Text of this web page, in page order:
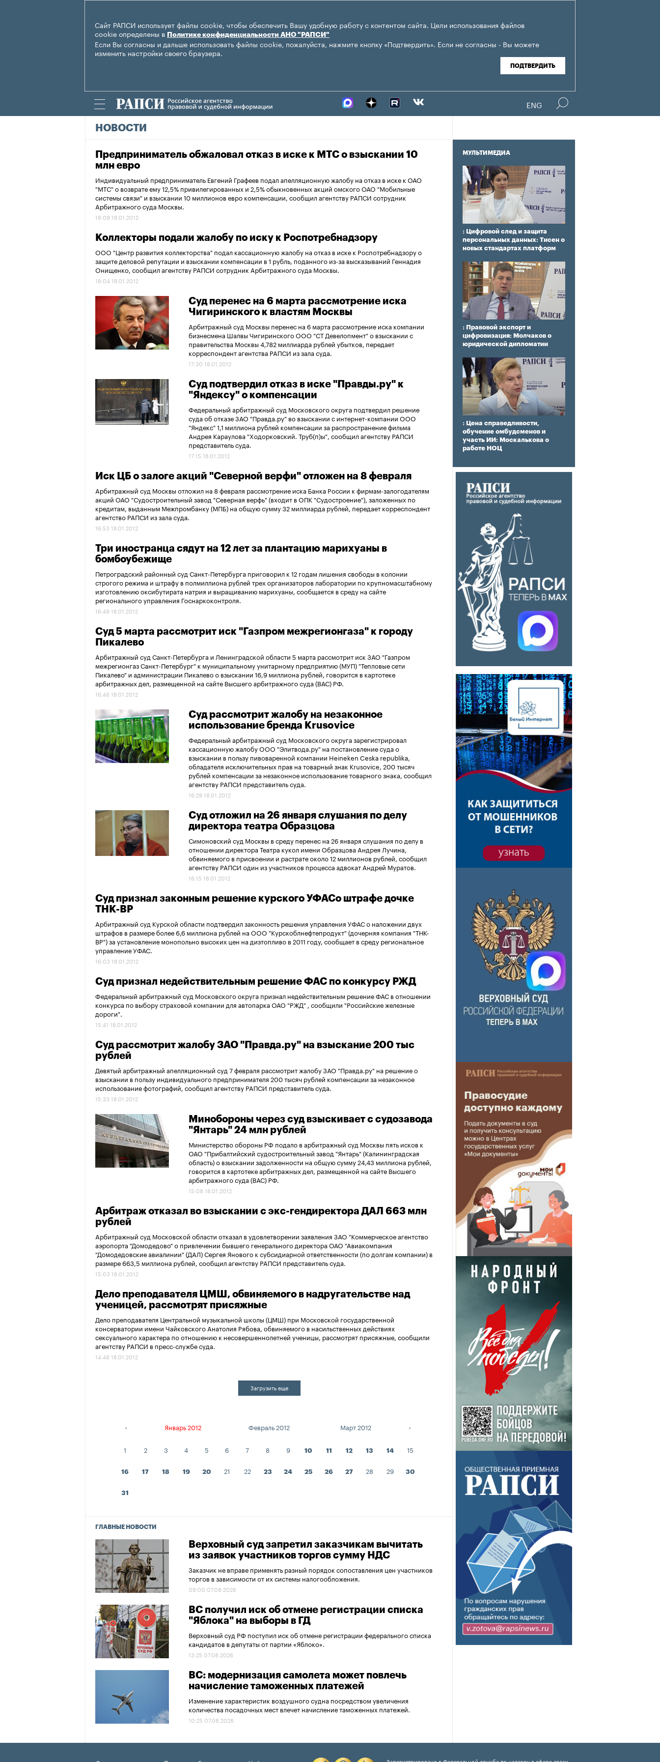
Сайт РАПСИ использует файлы cookie, чтобы обеспечить Вашу удобную работу с контентом сайта. Цели использования файлов
cookie определены в Политике конфиденциальности АНО "РАПСИ"
Если Вы согласны и дальше использовать файлы cookie, пожалуйста, нажмите кнопку «Подтвердить». Если не согласны - Вы можете
изменить настройки своего браузера.
ПОДТВЕРДИТЬ
ENG
НОВОСТИ
Предприниматель обжаловал отказ в иске к МТС о взыскании 10
млн евро
Индивидуальный предприниматель Евгений Графеев подал апелляционную жалобу на отказ в иске к ОАО
"МТС" о возврате ему 12,5% привилегированных и 2,5% обыкновенных акций омского ОАО "Мобильные
системы связи" и взыскании 10 миллионов евро компенсации, сообщил агентству РАПСИ сотрудник
Арбитражного суда Москвы.
18:09 18.01.2012
Коллекторы подали жалобу по иску к Роспотребнадзору
ООО "Центр развития коллекторства" подал кассационную жалобу на отказ в иске к Роспотребнадзору о
защите деловой репутации и взыскании компенсации в 1 рубль, поданного из-за высказываний Геннадия
Онищенко, сообщил агентству РАПСИ сотрудник Арбитражного суда Москвы.
18:04 18.01.2012
Суд перенес на 6 марта рассмотрение иска
Чигиринского к властям Москвы
Арбитражный суд Москвы перенес на 6 марта рассмотрение иска компании
бизнесмена Шалвы Чигиринского ООО "СТ Девелопмент" о взыскании с
правительства Москвы 4,782 миллиарда рублей убытков, передает
корреспондент агентства РАПСИ из зала суда.
17:30 18.01.2012
Суд подтвердил отказ в иске "Правды.ру" к
"Яндексу" о компенсации
Федеральный арбитражный суд Московского округа подтвердил решение
суда об отказе ЗАО "Правда.ру" во взыскании с интернет-компании ООО
"Яндекс" 1,1 миллиона рублей компенсации за распространение фильма
Андрея Караулова "Ходорковский. Труб(п)ы", сообщил агентству РАПСИ
представитель суда.
17:15 18.01.2012
Иск ЦБ о залоге акций "Северной верфи" отложен на 8 февраля
Арбитражный суд Москвы отложил на 8 февраля рассмотрение иска Банка России к фирмам-залогодателям
акций ОАО "Судостроительный завод "Северная верфь" (входит в ОПК "Судостроение"), заложенных по
кредитам, выданным Межпромбанку (МПБ) на общую сумму 32 миллиарда рублей, передает корреспондент
агентство РАПСИ из зала суда.
16:53 18.01.2012
Три иностранца сядут на 12 лет за плантацию марихуаны в
бомбоубежище
Петроградский районный суд Санкт-Петербурга приговорил к 12 годам лишения свободы в колонии
строгого режима и штрафу в полмиллиона рублей трех организаторов лаборатории по крупномасштабному
изготовлению оксибутирата натрия и выращиванию марихуаны, сообщается в среду на сайте
регионального управления Госнаркоконтроля.
16:49 18.01.2012
Суд 5 марта рассмотрит иск "Газпром межрегионгаза" к городу
Пикалево
Арбитражный суд Санкт-Петербурга и Ленинградской области 5 марта рассмотрит иск ЗАО "Газпром
межрегионгаз Санкт-Петербург" к муниципальному унитарному предприятию (МУП) "Тепловые сети
Пикалево" и администрации Пикалево о взыскании 16,9 миллиона рублей, говорится в картотеке
арбитражных дел, размещенной на сайте Высшего арбитражного суда (ВАС) РФ.
16:46 18.01.2012
Суд рассмотрит жалобу на незаконное
использование бренда Krusovice
Федеральный арбитражный суд Московского округа зарегистрировал
кассационную жалобу ООО "Элитвода.ру" на постановление суда о
взыскании в пользу пивоваренной компании Heineken Ceska republika,
обладателя исключительных прав на товарный знак Krusovice, 200 тысяч
рублей компенсации за незаконное использование товарного знака, сообщил
агентству РАПСИ представитель суда.
16:29 18.01.2012
Суд отложил на 26 января слушания по делу
директора театра Образцова
Симоновский суд Москвы в среду перенес на 26 января слушания по делу в
отношении директора Театра кукол имени Образцова Андрея Лучина,
обвиняемого в присвоении и растрате около 12 миллионов рублей, сообщил
агентству РАПСИ один из участников процесса адвокат Андрей Муратов.
16:15 18.01.2012
Суд признал законным решение курского УФАСо штрафе дочке
ТНК-BP
Арбитражный суд Курской области подтвердил законность решения управления УФАС о наложении двух
штрафов в размере более 6,6 миллиона рублей на ООО "Курскоблнефтепродукт" (дочерняя компания "ТНК-
BP") за установление монопольно высоких цен на дизтопливо в 2011 году, сообщает в среду региональное
управление УФАС.
16:03 18.01.2012
Суд признал недействительным решение ФАС по конкурсу РЖД
Федеральный арбитражный суд Московского округа признал недействительным решение ФАС в отношении
конкурса по выбору страховой компании для автопарка ОАО "РЖД" , сообщили "Российские железные
дороги".
15:41 18.01.2012
Суд рассмотрит жалобу ЗАО "Правда.ру" на взыскание 200 тыс
рублей
Девятый арбитражный апелляционный суд 7 февраля рассмотрит жалобу ЗАО "Правда.ру" на решение о
взыскании в пользу индивидуального предпринимателя 200 тысяч рублей компенсации за незаконное
использование фотографий, сообщил агентству РАПСИ представитель суда.
15:33 18.01.2012
Минобороны через суд взыскивает с судозавода
"Янтарь" 24 млн рублей
Министерство обороны РФ подало в арбитражный суд Москвы пять исков к
ОАО "Прибалтийский судостроительный завод "Янтарь" (Калининградская
область) о взыскании задолженности на общую сумму 24,43 миллиона рублей,
говорится в картотеке арбитражных дел, размещенной на сайте Высшего
арбитражного суда (ВАС) РФ.
15:08 18.01.2012
Арбитраж отказал во взыскании с экс-гендиректора ДАЛ 663 млн
рублей
Арбитражный суд Московской области отказал в удовлетворении заявления ЗАО "Коммерческое агентство
аэропорта "Домодедово" о привлечении бывшего генерального директора ОАО "Авиакомпания
"Домодедовские авиалинии" (ДАЛ) Сергея Янового к субсидиарной ответственности (по долгам компании) в
размере 663,5 миллиона рублей, сообщил агентству РАПСИ представитель суда.
15:03 18.01.2012
Дело преподавателя ЦМШ, обвиняемого в надругательстве над
ученицей, рассмотрят присяжные
Дело преподавателя Центральной музыкальной школы (ЦМШ) при Московской государственной
консерватории имени Чайковского Анатолия Рябова, обвиняемого в насильственных действиях
сексуального характера по отношению к несовершеннолетней ученицы, рассмотрят присяжные, сообщили
агентству РАПСИ в пресс-службе суда.
14:48 18.01.2012
Загрузить еще
Январь 2012 Февраль 2012 Март 2012 Май 2012
< >
1 2 3 4 5 6 7 8 9 10 11 12 13 14 15
16 17 18 19 20 21 22 23 24 25 26 27 28 29 30
31
ГЛАВНЫЕ НОВОСТИ
Верховный суд запретил заказчикам вычитать
из заявок участников торгов сумму НДС
Заказчик не вправе применять разный порядок сопоставления цен участников
торгов в зависимости от их системы налогообложения.
09:00 07.08.2026
ВС получил иск об отмене регистрации списка
"Яблока" на выборы в ГД
Верховный суд РФ поступил иск об отмене регистрации федерального списка
кандидатов в депутаты от партии «Яблоко».
13:25 07.08.2026
ВС: модернизация самолета может повлечь
начисление таможенных платежей
Изменение характеристик воздушного судна посредством увеличения
количества посадочных мест влечет начисление таможенных платежей.
10:25 07.08.2026
МУЛЬТИМЕДИА
: Цифровой след и защита
персональных данных: Тисен о
новых стандартах платформ
: Правовой экспорт и
цифровизация: Молчаков о
юридической дипломатии
: Цена справедливости,
обучение омбудсменов и
участь ИИ: Москалькова о
работе НОЦ